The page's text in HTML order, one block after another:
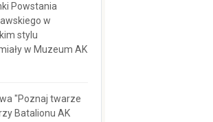
Powstania
w
stylu
w Muzeum AK
"Poznaj twarze
Batalionu AK